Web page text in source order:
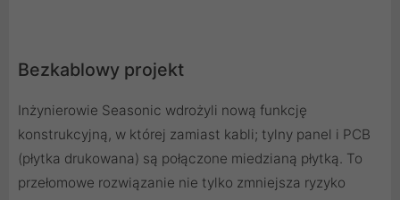
Bezkablowy projekt
Inżynierowie Seasonic wdrożyli nową funkcję
konstrukcyjną, w której zamiast kabli; tylny panel i PCB
(płytka drukowana) są połączone miedzianą płytką. To
przełomowe rozwiązanie nie tylko zmniejsza ryzyko